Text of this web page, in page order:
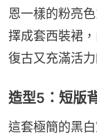
恩一樣的粉亮
擇成套西裝裙
復古又充滿活
造型5：短版
這套極簡的黑